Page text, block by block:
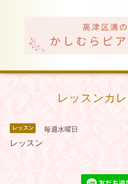
レッスンカ
レッスン 毎週水曜日
レッスン